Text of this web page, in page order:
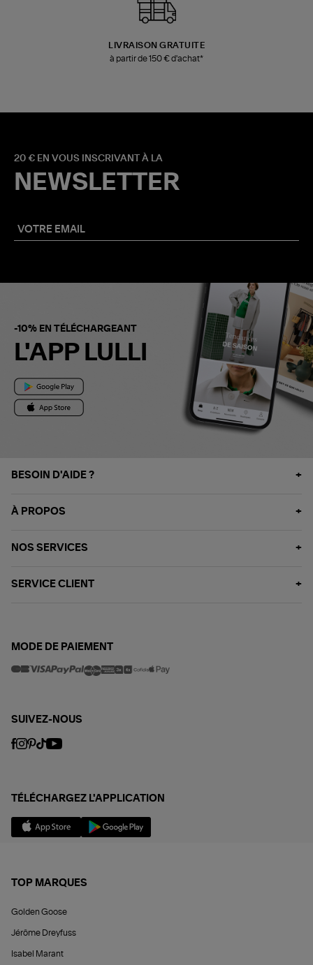
LIVRAISON GRATUITE
à partir de 150 € d'achat*
20 € EN VOUS INSCRIVANT À LA
NEWSLETTER
-10% EN TÉLÉCHARGEANT
L'APP LULLI
BESOIN D'AIDE ?
À PROPOS
NOS SERVICES
SERVICE CLIENT
MODE DE PAIEMENT
SUIVEZ-NOUS
TÉLÉCHARGEZ L'APPLICATION
TOP MARQUES
Golden Goose
Jérôme Dreyfuss
Isabel Marant